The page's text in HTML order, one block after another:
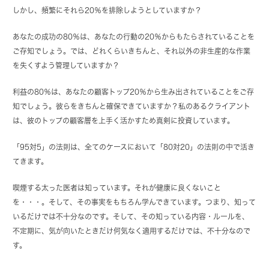
しかし、頻繁にそれら20％を排除しようとしていますか？
あなたの成功の80％は、あなたの行動の20％からもたらされていることを
ご存知でしょう。では、どれくらいきちんと、それ以外の非生産的な作業
を失くすよう管理していますか？
利益の80％は、あなたの顧客トップ20％から生み出されていることをご存
知でしょう。彼らをきちんと確保できていますか？私のあるクライアント
は、彼のトップの顧客層を上手く活かすため真剣に投資しています。
「95対5」の法則は、全てのケースにおいて「80対20」の法則の中で活き
てきます。
喫煙する太った医者は知っています。それが健康に良くないこと
を・・・。そして、その事実をもちろん学んできています。つまり、知って
いるだけでは不十分なのです。そして、その知っている内容・ルールを、
不定期に、気が向いたときだけ何気なく適用するだけでは、不十分なので
す。